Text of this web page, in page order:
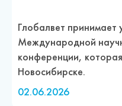
Глобалвет принимает
Международной
конференции,
Новосибирске.
02.06.2026